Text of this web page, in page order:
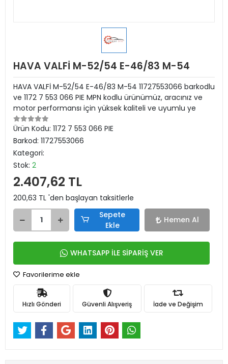
HAVA VALFİ M-52/54 E-46/83 M-54
HAVA VALFİ M-52/54 E-46/83 M-54 11727553066 barkodlu
ve 1172 7 553 066 PIE MPN kodlu ürünümüz, aracınız ve
motor performansı için yüksek kaliteli ve uyumlu ye
Ürün Kodu: 1172 7 553 066 PIE
Barkod: 11727553066
Kategori:
Stok: 2
2.407,62 TL
200,63 TL 'den başlayan taksitlerle
Sepete
Ekle
Hemen Al
WHATSAPP İLE SİPARİŞ VER
Favorilerime ekle
Hızlı Gönderi Güvenli Alışveriş İade ve Değişim